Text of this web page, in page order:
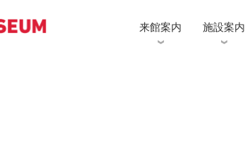
来館案内 施設案内